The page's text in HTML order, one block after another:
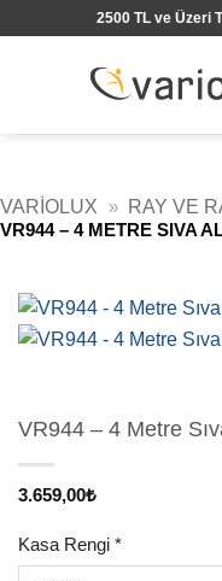
2500 TL ve Üzeri
VARIOLUX » RAY VE
VR944 – 4 METRE SIVA
VR944 – 4 Metre
3.659,00₺
Kasa Rengi *